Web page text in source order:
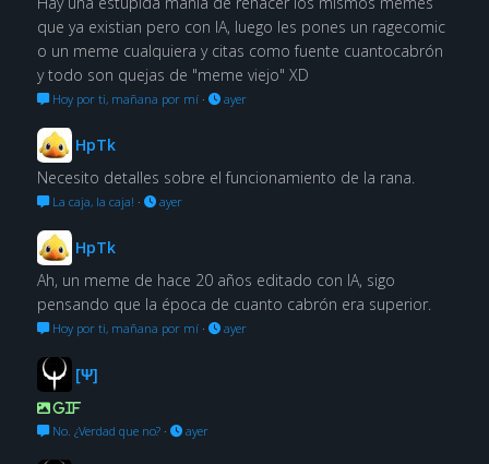
que ya existian pero con IA, luego les pones un ragecomic
o un meme cualquiera y citas como fuente cuantocabrón
y todo son quejas de "meme viejo" XD
Hoy por ti, mañana por mí· ayer
HpTk
Necesito detalles sobre el funcionamiento de la rana.
La caja, la caja! · ayer
HpTk
Ah, un meme de hace 20 años editado con IA, sigo
pensando que la época de cuanto cabrón era superior.
Hoy por ti, mañana por mí· ayer
[Ψ]
GIF
No. ¿Verdad que no?· ayer